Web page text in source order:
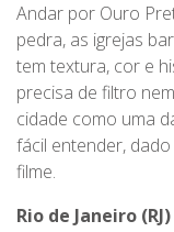
Andar por Ouro
pedra, as igrejas
tem textura, cor e
precisa de filtro
cidade como uma
fácil entender,
filme.
Rio de Janeiro (RJ)